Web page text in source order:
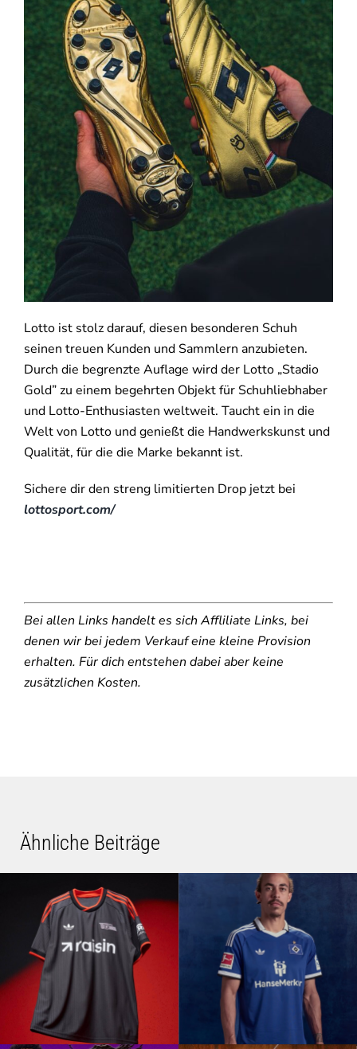
Lotto ist stolz darauf, diesen besonderen Schuh
seinen treuen Kunden und Sammlern anzubieten.
Durch die begrenzte Auflage wird der Lotto „Stadio
Gold” zu einem begehrten Objekt für Schuhliebhaber
und Lotto-Enthusiasten weltweit. Taucht ein in die
Welt von Lotto und genießt die Handwerkskunst und
Qualität, für die die Marke bekannt ist.
Sichere dir den streng limitierten Drop jetzt bei
lottosport.com/
Bei allen Links handelt es sich Affliliate Links, bei
denen wir bei jedem Verkauf eine kleine Provision
erhalten. Für dich entstehen dabei aber keine
zusätzlichen Kosten.
Ähnliche Beiträge